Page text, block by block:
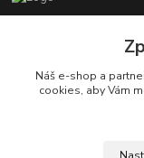
+420 777 085
info@deptrade.cz
Náš e-shop a
cookies, aby Vám